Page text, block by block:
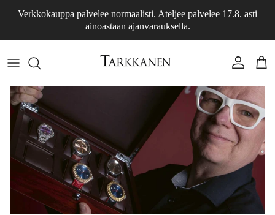
Verkkokauppa palvelee normaalisti. Ateljee palvelee 17.8. asti
ainoastaan ajanvarauksella.
Account Cart